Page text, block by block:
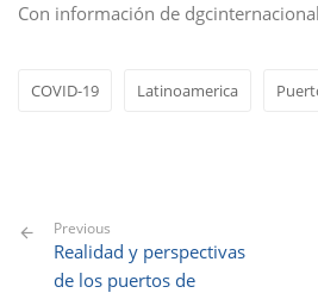
Con información de
COVID-19 Latinoamerica
Previous
Realidad y perspectivas
de los puertos de